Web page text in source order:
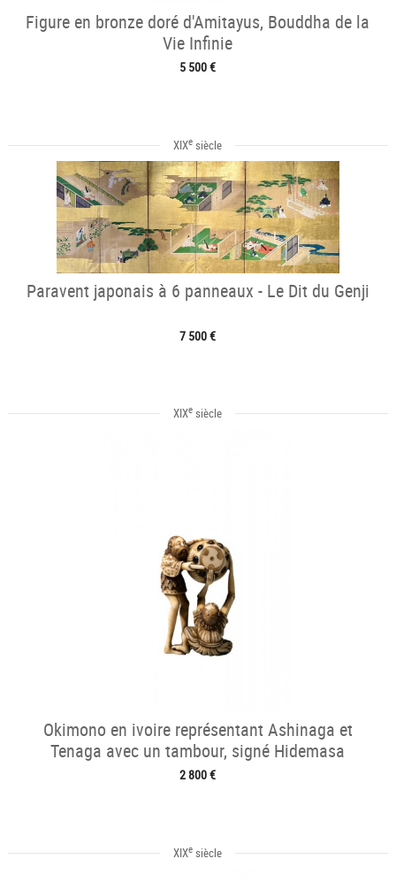
Figure en bronze doré d'Amitayus, Bouddha de la
Vie Infinie
5 500 €
XIXe siècle
Paravent japonais à 6 panneaux - Le Dit du Genji
7 500 €
XIXe siècle
Okimono en ivoire représentant Ashinaga et
Tenaga avec un tambour, signé Hidemasa
2 800 €
XIXe siècle